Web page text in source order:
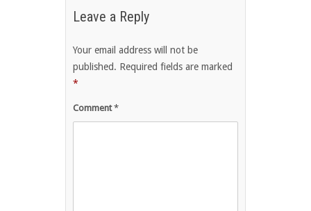
Leave a Reply
Your email address will not be
published. Required fields are marked
*
Comment*